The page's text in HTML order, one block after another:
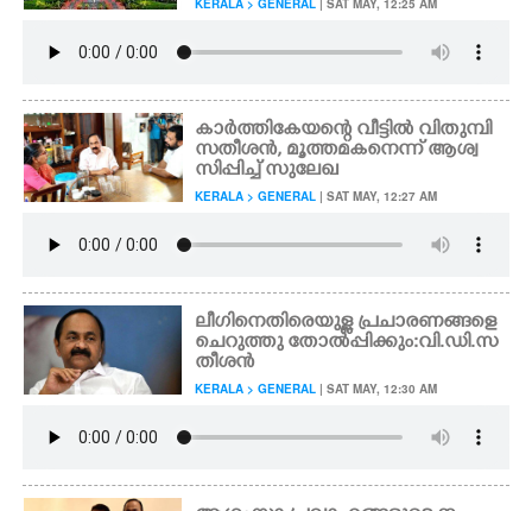
KERALA > GENERAL | SAT MAY, 12:25 AM
കാർത്തികേയന്റെ വീട്ടിൽ വിതുമ്പി
സതീശൻ, മൂത്തമകനെന്ന് ആശ്വ
സിപ്പിച്ച് സുലേഖ
KERALA > GENERAL | SAT MAY, 12:27 AM
ലീഗിനെതിരെയുള്ള പ്രചാരണങ്ങളെ
ചെറുത്തു തോൽപ്പിക്കും:വി.ഡി.സ
തീശൻ
KERALA > GENERAL | SAT MAY, 12:30 AM